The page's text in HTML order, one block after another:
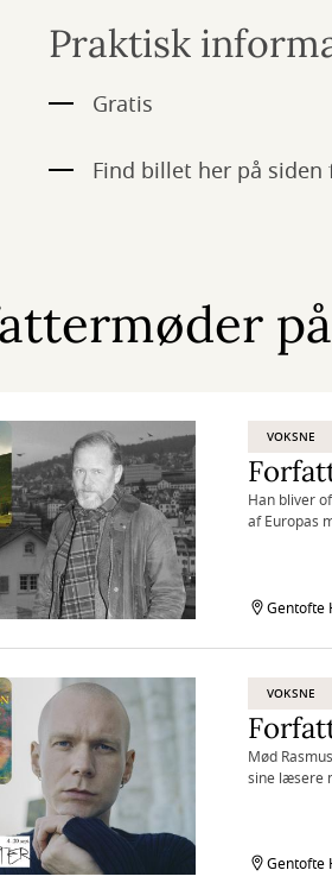
Praktisk
Gratis
Find billet her på siden
VOKSNE
Han bliver
af Europas
Gentofte
VOKSNE
Mød
sine læsere
Gentofte